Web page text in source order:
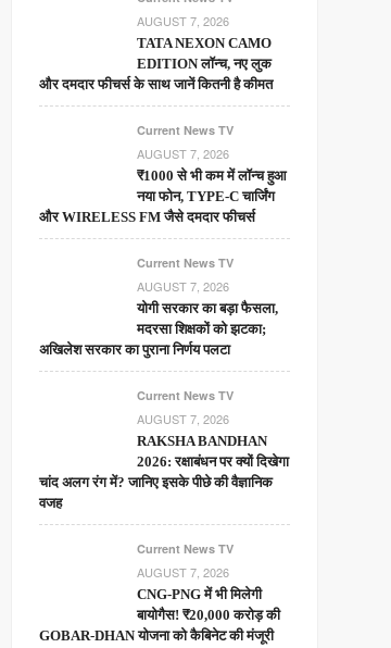
AUGUST 7, 2026
TATA NEXON CAMO
EDITION लॉन्च, नए लुक
और दमदार फीचर्स के साथ जानें कितनी है कीमत
Current News TV
AUGUST 7, 2026
₹1000 से भी कम में लॉन्च हुआ
नया फोन, TYPE-C चार्जिंग
और WIRELESS FM जैसे दमदार फीचर्स
Current News TV
AUGUST 7, 2026
योगी सरकार का बड़ा फैसला,
मदरसा शिक्षकों को झटका;
अखिलेश सरकार का पुराना निर्णय पलटा
Current News TV
AUGUST 7, 2026
RAKSHA BANDHAN
2026: रक्षाबंधन पर क्यों दिखेगा
चांद अलग रंग में? जानिए इसके पीछे की वैज्ञानिक
वजह
Current News TV
AUGUST 7, 2026
CNG-PNG में भी मिलेगी
बायोगैस! ₹20,000 करोड़ की
GOBAR-DHAN योजना को कैबिनेट की मंजूरी